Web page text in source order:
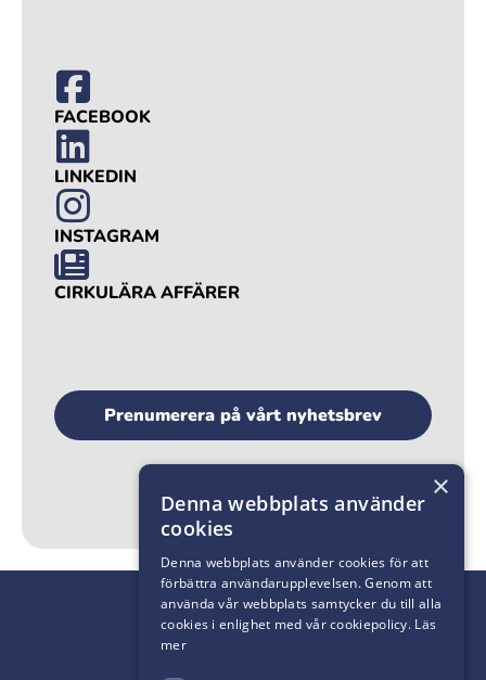
FACEBOOK
LINKEDIN
INSTAGRAM
CIRKULÄRA AFFÄRER
Prenumerera på vårt nyhetsbrev
×
Denna webbplats använder
cookies
Denna webbplats använder cookies för att
förbättra användarupplevelsen. Genom att
använda vår webbplats samtycker du till alla
cookies i enlighet med vår cookiepolicy. Läs
mer